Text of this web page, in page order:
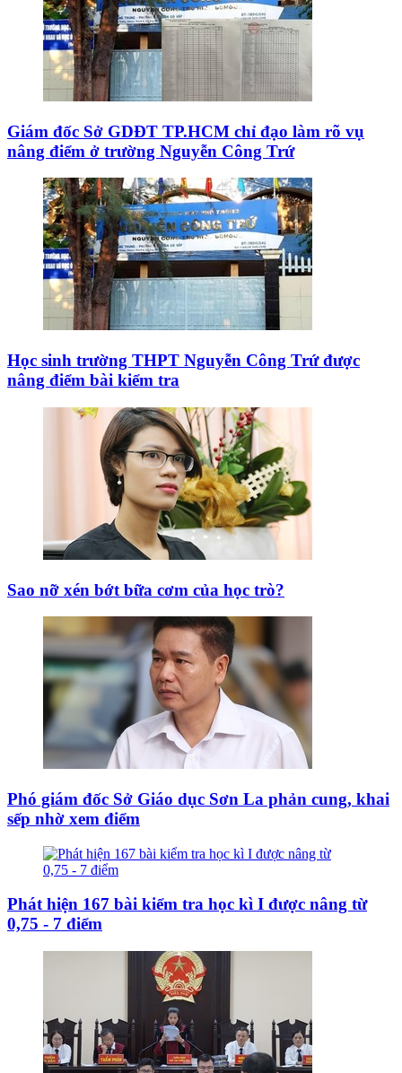
Giám đốc Sở GDĐT TP.HCM chỉ đạo làm rõ vụ
nâng điểm ở trường Nguyễn Công Trứ
Học sinh trường THPT Nguyễn Công Trứ được
nâng điểm bài kiểm tra
Sao nỡ xén bớt bữa cơm của học trò?
Phó giám đốc Sở Giáo dục Sơn La phản cung, khai
sếp nhờ xem điểm
Phát hiện 167 bài kiểm tra học kì I được nâng từ
0,75 - 7 điểm